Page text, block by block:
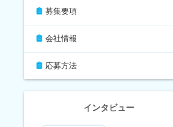
募集要項
会社情報
応募方法
インタビュー